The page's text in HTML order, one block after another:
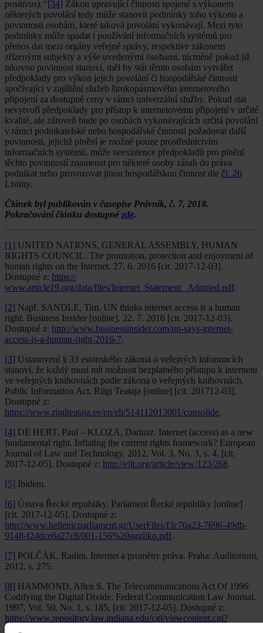
positivus).“[34] Zákon upravující činnosti spojené s výkonem
některých povolání tedy může stanovit podmínky toho výkonu a
povinnosti osobám, které taková povolání vykonávají. Mezi tyto
podmínky může spadat i používání informačních systémů pro
přenos dat mezi orgány veřejné správy, respektive zákonem
zřízenými subjekty a výše uvedenými osobami, nicméně pokud již
takovou povinnost stanoví, měl by stát těmto osobám vytvářet
předpoklady pro výkon jejich povolání či hospodářské činnosti
spočívající v zajištění služeb širokopásmového internetového
připojení za dostupné ceny v rámci univerzální služby. Pokud stát
nevytvoří předpoklady pro přístup k internetovému připojení v určité
kvalitě, ale zároveň bude po osobách vykonávajících určitá povolání
v rámci podnikatelské nebo hospodářské činnosti požadovat další
povinnosti, jejichž plnění je možné pouze prostřednictvím
informačních systémů, může neexistence předpokladů pro plnění
těchto povinností znamenat pro některé osoby zásah do práva
podnikat nebo provozovat jinou hospodářskou činnost dle čl. 26
Listiny.
Článek byl publikován v časopise Právník, č. 7, 2018.
Pokračování článku dostupné zde.
[1] UNITED NATIONS, GENERAL ASSEMBLY, HUMAN
RIGHTS COUNCIL. The promotion, protection and enjoyment of
human rights on the Internet. 27. 6. 2016 [cit. 2017-12-03].
Dostupné z: https://
www.article19.org/data/files/Internet_Statement_ Adopted.pdf.
[2] Např. SANDLE, Tim. UN thinks internet access is a human
right. Business Insider [online]. 22. 7. 2016 [cit. 2017-12-03].
Dostupné z: http://www.businessinsider.com/un-says-internet-
access-is-a-human-right-2016-7.
[3] Ustanovení § 33 estonského zákona o veřejných informacích
stanoví, že každý musí mít možnost bezplatného přístupu k internetu
ve veřejných knihovnách podle zákona o veřejných knihovnách.
Public Information Act. Riigi Teataja [online] [cit. 201712-03].
Dostupné z:
https://www.riigiteataja.ee/en/eli/514112013001/consolide.
[4] DE HERT, Paul – KLOZA, Dariusz. Internet (access) as a new
fundamental right. Inflating the current rights framework? European
Journal of Law and Technology. 2012, Vol. 3, No. 3, s. 4, [cit.
2017-12-05]. Dostupné z: http://ejlt.org/article/view/123/268.
[5] Ibidem.
[6] Ústava Řecké republiky. Parlament Řecké republiky [online]
[cit. 2017-12-05]. Dostupné z:
http://www.hellenicparliament.gr/UserFiles/f3c70a23-7696-49db-
9148-f24dce6a27c8/001-156%20aggliko.pdf.
[7] POLČÁK, Radim. Internet a proměny práva. Praha: Auditorium,
2012, s. 275.
[8] HAMMOND, Allen S. The Telecommunications Act Of 1996:
Codifying the Digital Divide. Federal Communication Law Journal.
1997, Vol. 50, No. 1, s. 185, [cit. 2017-12-05]. Dostupné z:
https://www.repository.law.indiana.edu/cgi/viewcontent.cgi?
article=1149&context=fclj